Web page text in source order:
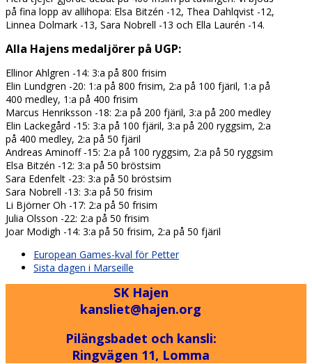
på fina lopp av allihopa: Elsa Bitzén -12, Thea Dahlqvist -12,
Linnea Dolmark -13, Sara Nobrell -13 och Ella Laurén -14.
Alla Hajens medaljörer på UGP:
Ellinor Ahlgren -14: 3:a på 800 frisim
Elin Lundgren -20: 1:a på 800 frisim, 2:a på 100 fjäril, 1:a på
400 medley, 1:a på 400 frisim
Marcus Henriksson -18: 2:a på 200 fjäril, 3:a på 200 medley
Elin Lackegård -15: 3:a på 100 fjäril, 3:a på 200 ryggsim, 2:a
på 400 medley, 2:a på 50 fjäril
Andreas Aminoff -15: 2:a på 100 ryggsim, 2:a på 50 ryggsim
Elsa Bitzén -12: 3:a på 50 bröstsim
Sara Edenfelt -23: 3:a på 50 bröstsim
Sara Nobrell -13: 3:a på 50 frisim
Li Björner Oh -17: 2:a på 50 frisim
Julia Olsson -22: 2:a på 50 frisim
Joar Modigh -14: 3:a på 50 frisim, 2:a på 50 fjäril
previous
post:
European Games-kval för Petter
next
Sista dagen i Marseille
SK Hajen
kansliet@hajen.org
Pilängsbadet och kansli:
Ringvägen 11, Lomma